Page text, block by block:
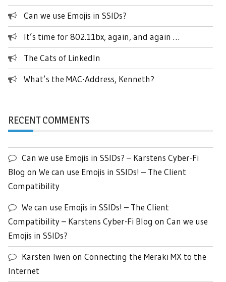
Can we use Emojis in SSIDs?
It’s time for 802.11bx, again, and again …
The Cats of LinkedIn
What’s the MAC-Address, Kenneth?
RECENT COMMENTS
Can we use Emojis in SSIDs? – Karstens Cyber-Fi
Blog on We can use Emojis in SSIDs! – The Client
Compatibility
We can use Emojis in SSIDs! – The Client
Compatibility – Karstens Cyber-Fi Blog on Can we use
Emojis in SSIDs?
Karsten Iwen on Connecting the Meraki MX to the
Internet